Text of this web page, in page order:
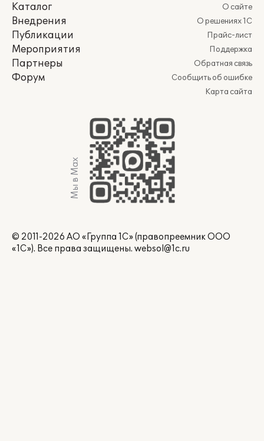
Каталог
Внедрения
Публикации
Мероприятия
Партнеры
Форум
О сайте
О решениях 1С
Прайс-лист
Поддержка
Обратная связь
Сообщить об ошибке
Карта сайта
Мы в Max
© 2011-2026 АО «Группа 1С» (правопреемник ООО
«1С»). Все права защищены. websol@1c.ru